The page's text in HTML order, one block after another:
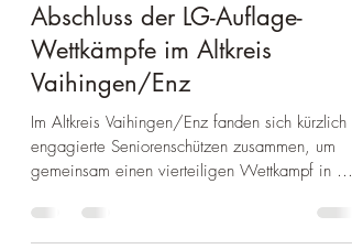
Kameradschaft und
Treffsicherheit: Erfolgreicher
Abschluss der LG-Auflage-
Wettkämpfe im Altkreis
Vaihingen/Enz
engagierte Seniorenschützen zusammen, um
gemeinsam einen vierteiligen Wettkampf in der